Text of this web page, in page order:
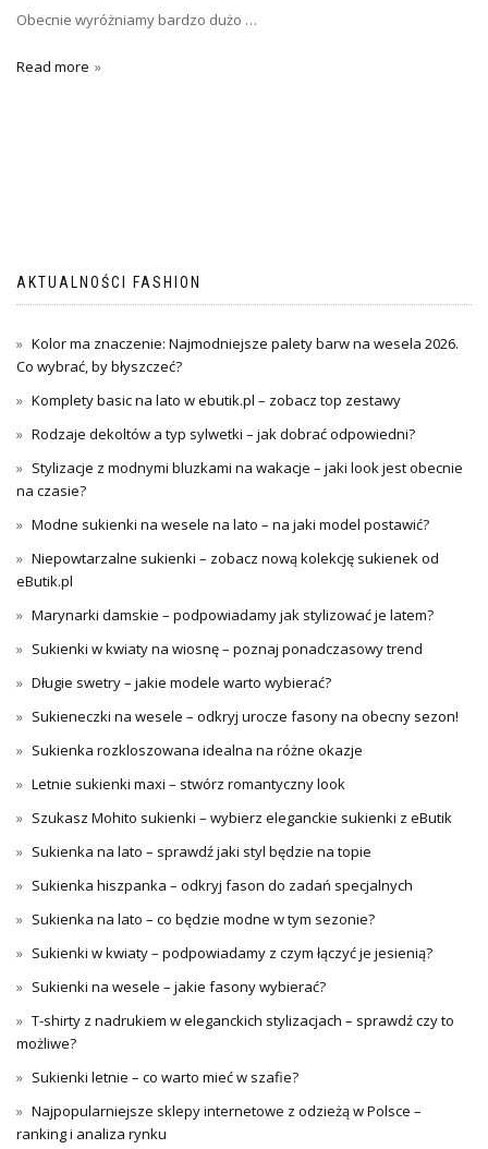
Obecnie wyróżniamy bardzo dużo …
Read more
AKTUALNOŚCI FASHION
Kolor ma znaczenie: Najmodniejsze palety barw na wesela 2026.
Co wybrać, by błyszczeć?
Komplety basic na lato w ebutik.pl – zobacz top zestawy
Rodzaje dekoltów a typ sylwetki – jak dobrać odpowiedni?
Stylizacje z modnymi bluzkami na wakacje – jaki look jest obecnie
na czasie?
Modne sukienki na wesele na lato – na jaki model postawić?
Niepowtarzalne sukienki – zobacz nową kolekcję sukienek od
eButik.pl
Marynarki damskie – podpowiadamy jak stylizować je latem?
Sukienki w kwiaty na wiosnę – poznaj ponadczasowy trend
Długie swetry – jakie modele warto wybierać?
Sukieneczki na wesele – odkryj urocze fasony na obecny sezon!
Sukienka rozkloszowana idealna na różne okazje
Letnie sukienki maxi – stwórz romantyczny look
Szukasz Mohito sukienki – wybierz eleganckie sukienki z eButik
Sukienka na lato – sprawdź jaki styl będzie na topie
Sukienka hiszpanka – odkryj fason do zadań specjalnych
Sukienka na lato – co będzie modne w tym sezonie?
Sukienki w kwiaty – podpowiadamy z czym łączyć je jesienią?
Sukienki na wesele – jakie fasony wybierać?
T-shirty z nadrukiem w eleganckich stylizacjach – sprawdź czy to
możliwe?
Sukienki letnie – co warto mieć w szafie?
Najpopularniejsze sklepy internetowe z odzieżą w Polsce –
ranking i analiza rynku